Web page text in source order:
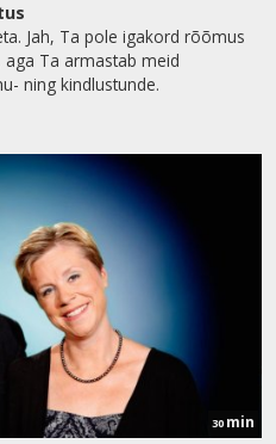
Jah, Ta pole igakord rõõmus
Ta armastab meid
ning kindlustunde.
30 min